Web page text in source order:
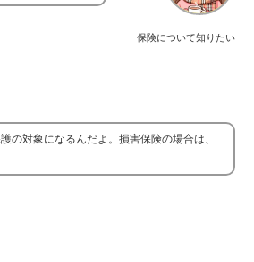
保険について知りたい
の対象になるんだよ。損害保険の場合は、